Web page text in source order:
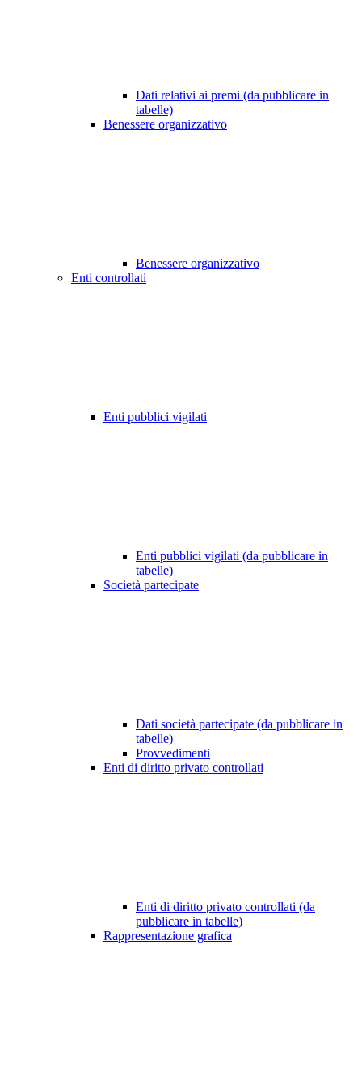
Dati relativi ai premi (da pubblicare in
tabelle)
Benessere organizzativo
Benessere organizzativo
Enti controllati
Enti pubblici vigilati
Enti pubblici vigilati (da pubblicare in
tabelle)
Società partecipate
Dati società partecipate (da pubblicare in
tabelle)
Provvedimenti
Enti di diritto privato controllati
Enti di diritto privato controllati (da
pubblicare in tabelle)
Rappresentazione grafica